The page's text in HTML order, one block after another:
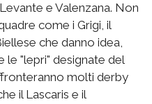
e Valenzana. Non
come i Grigi, il
che danno idea,
le "lepri" designate del
molti derby
il Lascaris e il